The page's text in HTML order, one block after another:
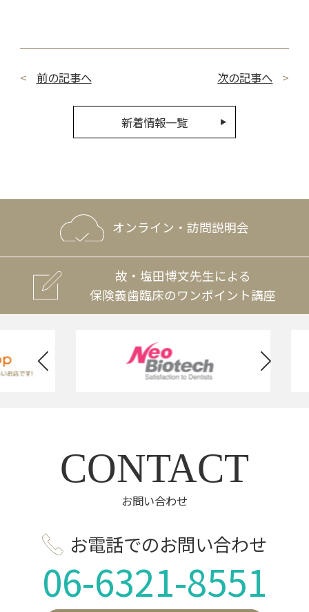
前の記事へ 次の記事へ
新着情報一覧
オンライン・訪問説明会
故・塩田博文先生による
保険義歯臨床のワンポイント講座
CONTACT
お問い合わせ
お電話でのお問い合わせ
06-6321-8551